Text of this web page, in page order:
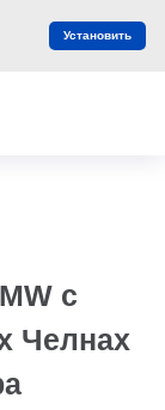
с
Челнах
Установить